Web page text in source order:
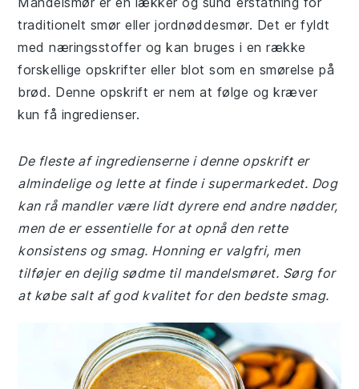
traditionelt smør eller jordnøddesmør. Det er fyldt
med næringsstoffer og kan bruges i en række
forskellige opskrifter eller blot som en smørelse på
brød. Denne opskrift er nem at følge og kræver
kun få ingredienser.
De fleste af ingredienserne i denne opskrift er
almindelige og lette at finde i supermarkedet. Dog
kan rå mandler være lidt dyrere end andre nødder,
men de er essentielle for at opnå den rette
konsistens og smag. Honning er valgfri, men
tilføjer en dejlig sødme til mandelsmøret. Sørg for
at købe salt af god kvalitet for den bedste smag.